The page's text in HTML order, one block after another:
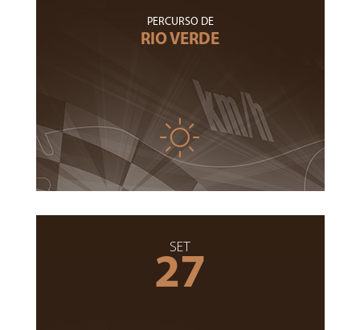
PERCURSO DE
RIO VERDE
SET
27